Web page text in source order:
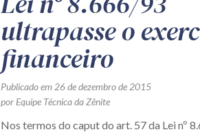
ultrapasse o
financeiro
Publicado em 26 de dezembro de 2015
por Equipe Técnica da Zênite
Nos termos do caput do art. 57 da Lei nº